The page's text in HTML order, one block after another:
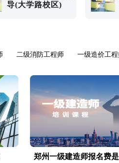
导(大学路校区)
二级消防工程师 一级造价工程
郑州一级建造师报名费